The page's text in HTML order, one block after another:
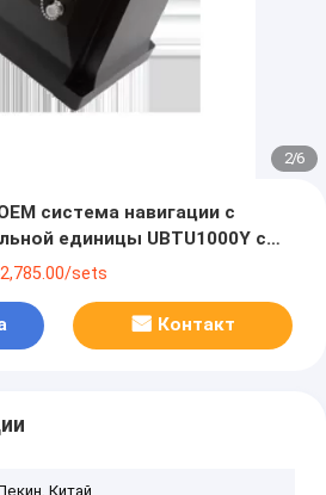
2/6
система навигации с
единицы UBTU1000Y с
sets
Контакт
Китай